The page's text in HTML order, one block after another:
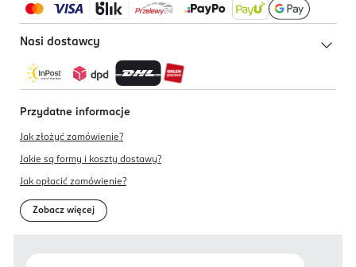
Nasi dostawcy
Przydatne informacje
Jak złożyć zamówienie?
Jakie są formy i koszty dostawy?
Jak opłacić zamówienie?
Zobacz więcej